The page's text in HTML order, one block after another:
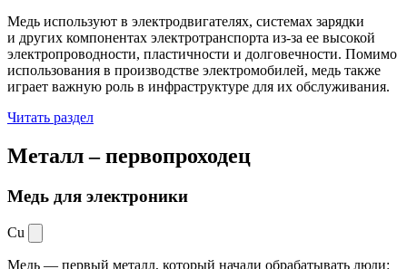
Медь используют в электродвигателях, системах зарядки
и других компонентах электротранспорта из-за ее высокой
электропроводности, пластичности и долговечности. Помимо
использования в производстве электромобилей, медь также
играет важную роль в инфраструктуре для их обслуживания.
Читать раздел
Металл –первопроходец
Медь для электроники
Cu
Медь — первый металл, который начали обрабатывать люди: